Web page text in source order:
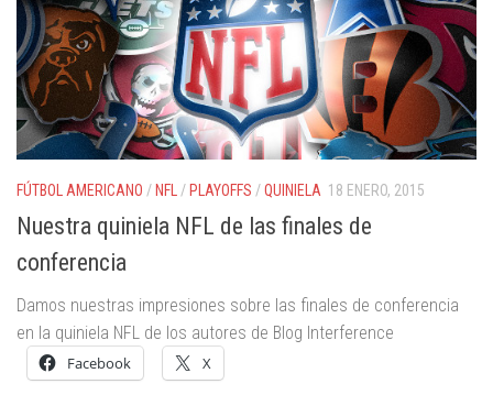
FÚTBOL AMERICANO / NFL / PLAYOFFS /QUINIELA 18 ENERO, 2015
Nuestra quiniela NFL de las finales de
conferencia
Damos nuestras impresiones sobre las finales de conferencia
en la quiniela NFL de los autores de Blog Interference
Facebook X